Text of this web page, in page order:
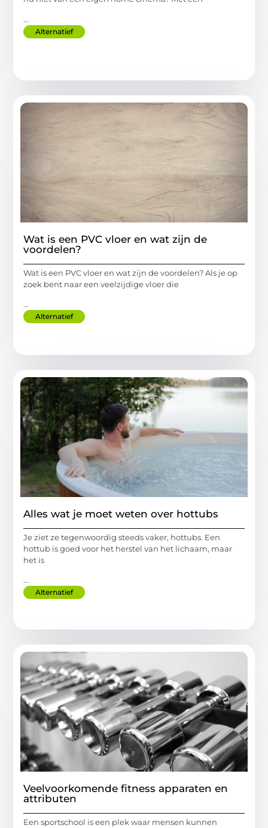
...
Alternatief
Wat is een PVC vloer en wat zijn de
voordelen?
Wat is een PVC vloer en wat zijn de voordelen? Als je op
zoek bent naar een veelzijdige vloer die
...
Alternatief
Alles wat je moet weten over hottubs
Je ziet ze tegenwoordig steeds vaker, hottubs. Een
hottub is goed voor het herstel van het lichaam, maar
het is
...
Alternatief
Veelvoorkomende fitness apparaten en
attributen
Een sportschool is een plek waar mensen kunnen